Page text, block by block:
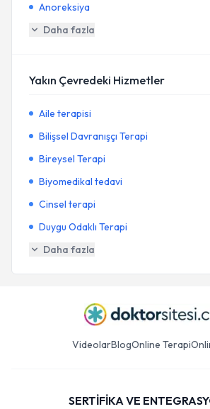
Anoreksiya
Daha fazla
Yakın Çevredeki Hizmetler
Aile terapisi
Bilişsel Davranışçı Terapi
Bireysel Terapi
Biyomedikal tedavi
Cinsel terapi
Duygu Odaklı Terapi
Daha fazla
VideolarBlogOnline Terapi
SERTİFİKA VE